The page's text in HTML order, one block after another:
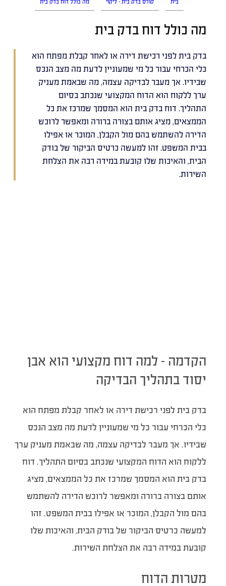
בית קורס בדק בית - ליקוי מה כולל דוח בדק בית
מה כולל דוח בדק בית
בדק בית לפני רכישת דירה או לאחר קבלת מפתח הוא
כלי הכרחי עבור כל מי שמעוניין לדעת מה מצב הנכס
שבידיו. אך מעבר לבדיקה עצמה, מה שבאמת מעניק
ערך ללקוח הוא הדוח המקצועי שנכתב בסיום
התהליך. דוח בדק בית הוא המסמך שמרכז את כל
הממצאים, מציג אותם בצורה ברורה ומאפשר לרוכש
הדירה להשתמש בהם מול הקבלן, המוכר או אפילו
בבית המשפט. זהו למעשה כרטיס הביקור של בודק
הבית, והאיכות שלו קובעת במידה רבה את הצלחת
השירות.
הקדמה – למה דוח מקצועי הוא אבן
יסוד בתהליך הבדיקה
בדק בית לפני רכישת דירה או לאחר קבלת מפתח הוא
כלי הכרחי עבור כל מי שמעוניין לדעת מה מצב הנכס
שבידיו. אך מעבר לבדיקה עצמה, מה שבאמת מעניק ערך
ללקוח הוא הדוח המקצועי שנכתב בסיום התהליך. דוח
בדק בית הוא המסמך שמרכז את כל הממצאים, מציג
אותם בצורה ברורה ומאפשר לרוכש הדירה להשתמש
בהם מול הקבלן, המוכר או אפילו בבית המשפט. זהו
למעשה כרטיס הביקור של בודק הבית, והאיכות שלו
קובעת במידה רבה את הצלחת השירות.
מטרות הדוח